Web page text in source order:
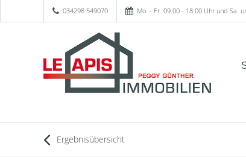
034298 549070 Mo. - Fr. 09.00 - 18.00 Uhr und Sa.
Ergebnisübersicht